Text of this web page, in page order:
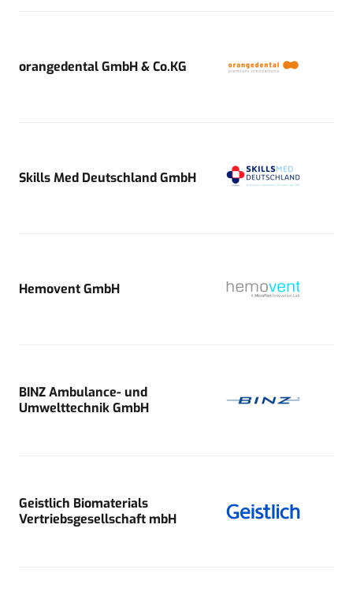
orangedental GmbH & Co.KG
Skills Med Deutschland GmbH
Hemovent GmbH
BINZ Ambulance- und
Umwelttechnik GmbH
Geistlich Biomaterials
Vertriebsgesellschaft mbH